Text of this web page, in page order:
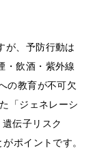
が、予防行動は
・飲酒・紫外線
の教育が不可欠
「ジェネレーシ
伝子リスク
ポイントです。